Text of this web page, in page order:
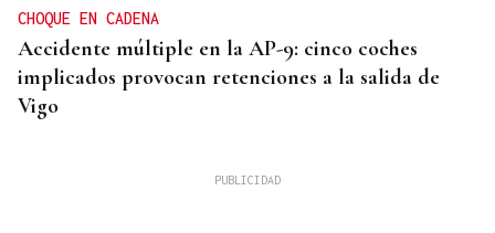
CHOQUE EN CADENA
Accidente múltiple en la AP-9: cinco coches
implicados provocan retenciones a la salida de
Vigo